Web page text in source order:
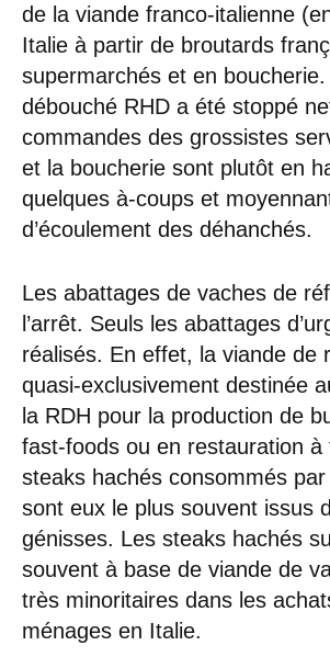
de la viande franco-italienne
Italie à partir de broutards
supermarchés et en boucherie.
débouché RHD a été stoppé
commandes des grossistes
et la boucherie sont plutôt en
quelques à-coups et
d’écoulement des déhanchés.
Les abattages de vaches de
l’arrêt. Seuls les abattages
réalisés. En effet, la viande de
quasi-exclusivement destinée
la RDH pour la production de
fast-foods ou en restauration à
steaks hachés consommés
sont eux le plus souvent issus
génisses. Les steaks hachés
souvent à base de viande de
très minoritaires dans les
ménages en Italie.